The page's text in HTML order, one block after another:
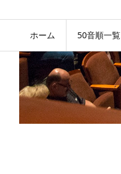
ホーム 50音順一覧